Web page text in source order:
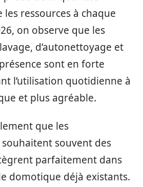
ressources à chaque
on observe que les
d’autonettoyage et
sont en forte
l’utilisation quotidienne à
et plus agréable.
que les
souvent des
parfaitement dans
domotique déjà existants.